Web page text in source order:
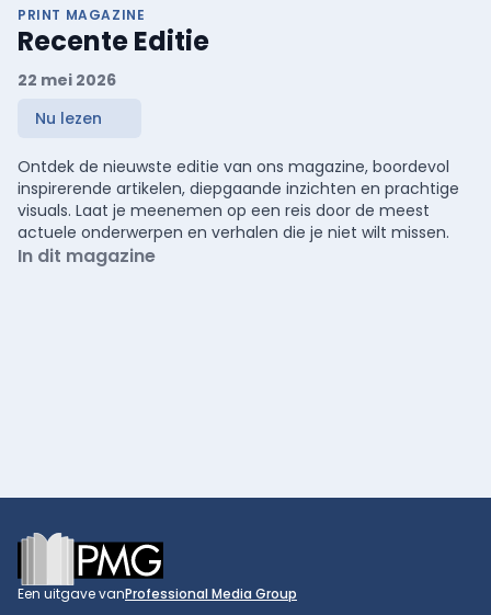
PRINT MAGAZINE
Recente Editie
22 mei 2026
Nu lezen
Ontdek de nieuwste editie van ons magazine, boordevol
inspirerende artikelen, diepgaande inzichten en prachtige
visuals. Laat je meenemen op een reis door de meest
actuele onderwerpen en verhalen die je niet wilt missen.
In dit magazine
Footer
Een uitgave vanProfessional Media Group